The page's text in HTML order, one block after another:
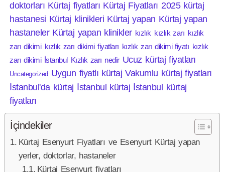
doktorları Kürtaj fiyatları Kürtaj Fiyatları 2025 kürtaj
hastanesi Kürtaj klinikleri Kürtaj yapan Kürtaj yapan
hastaneler Kürtaj yapan klinikler kızlık kızlık zarı kızlık
zarı dikimi kızlık zarı dikimi fiyatları kızlık zarı dikimi fiyatı kızlık
zarı dikimi İstanbul Kızlık zarı nedir Ucuz kürtaj fiyatları
Uncategorized Uygun fiyatlı kürtaj Vakumlu kürtaj fiyatları
İstanbul'da kürtaj İstanbul kürtaj İstanbul kürtaj
fiyatları
İçindekiler
Kürtaj Esenyurt Fiyatları ve Esenyurt Kürtaj yapan
yerler, doktorlar, hastaneler
Kürtaj Esenyurt fiyatları